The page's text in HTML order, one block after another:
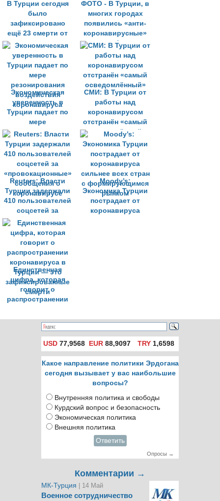
В Турции сегодня
было
зафиксировано
ещё 23 смерти от
коронавируса
ФОТО - В Турции, в
многих городах
появились «анти-
коронавирусные»
светофоры
Экономическая
уверенность в
Турции падает по
мере
резонирования
воздействия
коронавируса
СМИ: В Турции от
работы над
коронавирусом
отстранён «самый
осведомлённый»
Reuters: Власти
Турции задержали
410 пользователей
соцсетей за
«провокационные»
сообщения о
коронавирусе
Moody’s:
Экономика Турции
пострадает от
коронавируса
Единственная
цифра, которая
говорит о
распространении
Турции — это
зафиксированные
смерти
USD 77,9568 EUR 88,9097 TRY1,6598
Какое направление политики Эрдогана
сегодня вызывает у вас наибольшие
вопросы?
Внутренняя политика и свободы
Курдский вопрос и безопасность
Экономическая политика
Внешняя политика
Ответить
Опросы →
Комментарии →
МК-Турция | 14 Май
Военное сотрудничество